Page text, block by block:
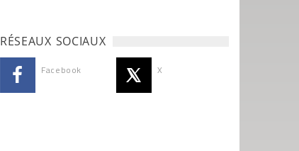
RÉSEAUX SOCIAUX
Facebook X